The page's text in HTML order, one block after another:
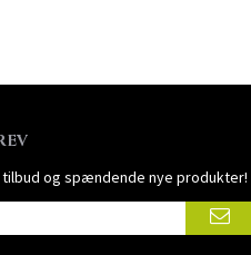
og spændende nye produkter!